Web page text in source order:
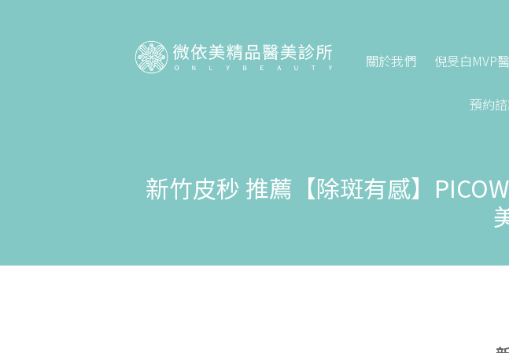
關於我們 倪旻白MVP
預約
新竹皮秒 推薦【除斑有感】